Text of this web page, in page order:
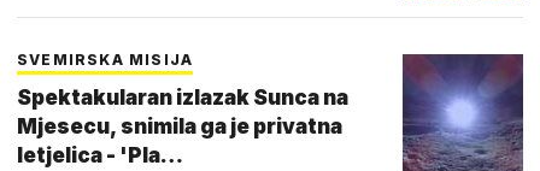
SVEMIRSKA MISIJA
Spektakularan izlazak Sunca na
Mjesecu, snimila ga je privatna
letjelica - 'Pla…